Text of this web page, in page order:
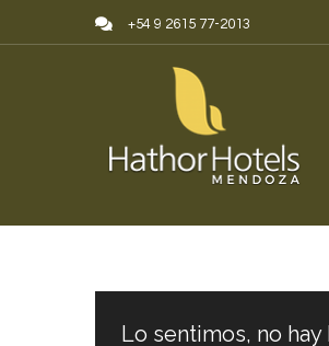
Skip to content+54 9 2615 77-2013
Lo sentimos, no